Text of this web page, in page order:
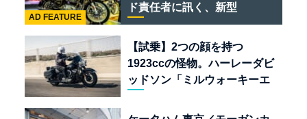
ド責任者に訊く、新型
「BULLET 650」と“時間の
質”を愛する理由
AD FEATURE
【試乗】2つの顔を持つ
1923ccの怪物。ハーレーダビ
ッドソン「ミルウォーキーエ